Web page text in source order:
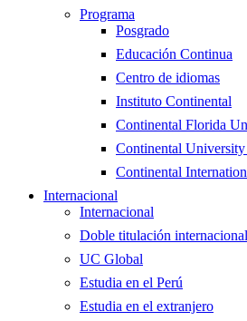
Programa
Posgrado
Educación Continua
Centro de idiomas
Instituto Continental
Continental Florida
Continental
Continental
Internacional
Internacional
Doble titulación internacional
UC Global
Estudia en el Perú
Estudia en el extranjero